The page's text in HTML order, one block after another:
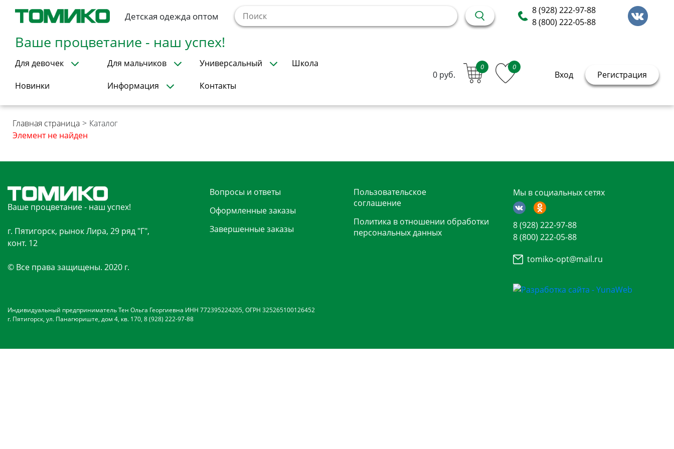
Детская одежда оптом
8 (928) 222-97-88
8 (800) 222-05-88
Ваше процветание - наш успех!
Для девочек Для мальчиков Универсальный Школа
Новинки Информация Контакты
0 руб.
0 0
Вход Регистрация
Главная страница > Каталог
Элемент не найден
Ваше процветание - наш успех!
г. Пятигорск, рынок Лира, 29 ряд "Г",
конт. 12
© Все права защищены. 2020 г.
Вопросы и ответы
Оформленные заказы
Завершенные заказы
Пользовательское
соглашение
Политика в отношении обработки
персональных данных
Мы в социальных сетях
8 (928) 222-97-88
8 (800) 222-05-88
tomiko-opt@mail.ru
Индивидуальный предприниматель Тен Ольга Георгиевна ИНН 772395224205, ОГРН 325265100126452
г. Пятигорск, ул. Панагюриште, дом 4, кв. 170, 8 (928) 222-97-88